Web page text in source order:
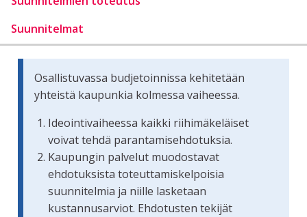
Suunnitelmat
Osallistuvassa budjetoinnissa kehitetään
yhteistä kaupunkia kolmessa vaiheessa.
Ideointivaiheessa kaikki riihimäkeläiset
voivat tehdä parantamisehdotuksia.
Kaupungin palvelut muodostavat
ehdotuksista toteuttamiskelpoisia
suunnitelmia ja niille lasketaan
kustannusarviot. Ehdotusten tekijät